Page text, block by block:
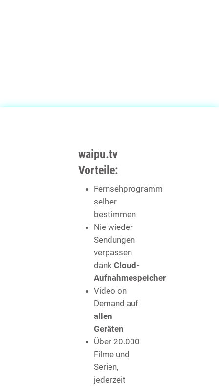
waipu.tv
Vorteile:
Fernsehprogramm
selber
bestimmen
Nie wieder
Sendungen
verpassen
dank Cloud-
Aufnahmespeicher
Video on
Demand auf
allen
Geräten
Über 20.000
Filme und
Serien,
jederzeit